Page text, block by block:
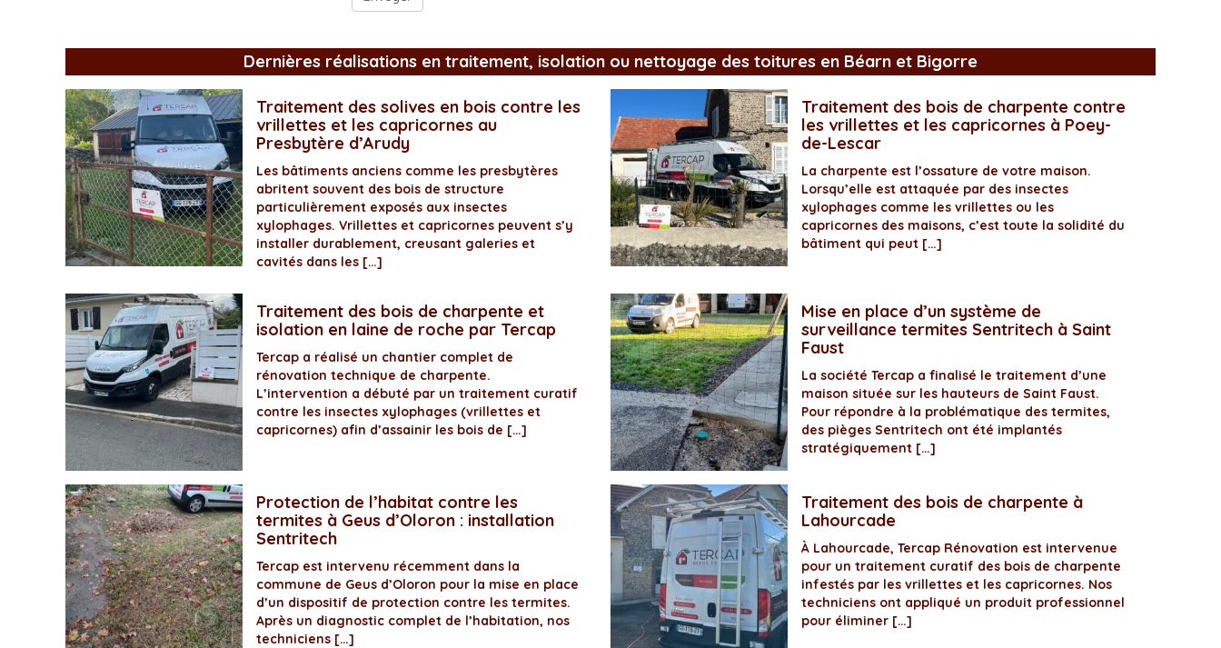
Dernières réalisations en traitement, isolation ou nettoyage des toitures en Béarn et Bigorre
Traitement des solives en bois contre les
vrillettes et les capricornes au
Presbytère d’Arudy
Les bâtiments anciens comme les presbytères
abritent souvent des bois de structure
particulièrement exposés aux insectes
xylophages. Vrillettes et capricornes peuvent s’y
installer durablement, creusant galeries et
cavités dans les […]
Traitement des bois de charpente contre
les vrillettes et les capricornes à Poey-
de-Lescar
La charpente est l’ossature de votre maison.
Lorsqu’elle est attaquée par des insectes
xylophages comme les vrillettes ou les
capricornes des maisons, c’est toute la solidité du
bâtiment qui peut […]
Traitement des bois de charpente et
isolation en laine de roche par Tercap
Tercap a réalisé un chantier complet de
rénovation technique de charpente.
L’intervention a débuté par un traitement curatif
contre les insectes xylophages (vrillettes et
capricornes) afin d’assainir les bois de […]
Mise en place d’un système de
surveillance termites Sentritech à Saint
Faust
La société Tercap a finalisé le traitement d’une
maison située sur les hauteurs de Saint Faust.
Pour répondre à la problématique des termites,
des pièges Sentritech ont été implantés
stratégiquement […]
Protection de l’habitat contre les
termites à Geus d’Oloron : installation
Sentritech
Tercap est intervenu récemment dans la
commune de Geus d’Oloron pour la mise en place
d’un dispositif de protection contre les termites.
Après un diagnostic complet de l’habitation, nos
techniciens […]
Traitement des bois de charpente à
Lahourcade
À Lahourcade, Tercap Rénovation est intervenue
pour un traitement curatif des bois de charpente
infestés par les vrillettes et les capricornes. Nos
techniciens ont appliqué un produit professionnel
pour éliminer […]